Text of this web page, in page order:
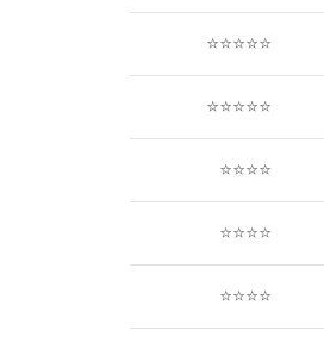
⭐⭐⭐⭐⭐
⭐⭐⭐⭐⭐
⭐⭐⭐⭐
⭐⭐⭐⭐
⭐⭐⭐⭐